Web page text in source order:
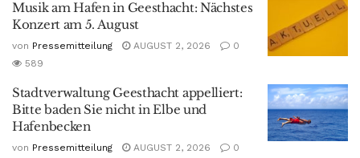
Musik am Hafen in Geesthacht: Nächstes
Konzert am 5. August
von Pressemitteilung AUGUST 2, 2026
0
589
Stadtverwaltung Geesthacht appelliert:
Bitte baden Sie nicht in Elbe und
Hafenbecken
von Pressemitteilung AUGUST 2, 2026
0